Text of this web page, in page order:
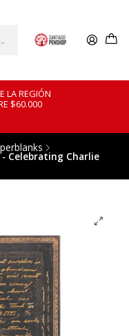
LA REGIÓN
$60.000
Celebrating Charlie